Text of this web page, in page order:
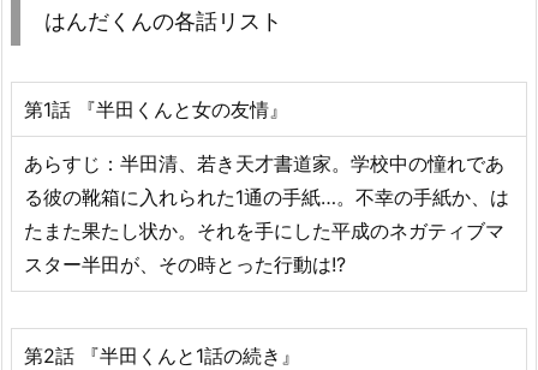
はんだくんの各話リスト
第1話 『半田くんと女の友情』
あらすじ：半田清、若き天才書道家。学校中の憧れであ
る彼の靴箱に入れられた1通の手紙…。不幸の手紙か、は
たまた果たし状か。それを手にした平成のネガティブマ
スター半田が、その時とった行動は!?
第2話 『半田くんと1話の続き』